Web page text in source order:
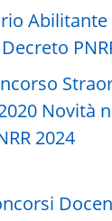
Novità
2024